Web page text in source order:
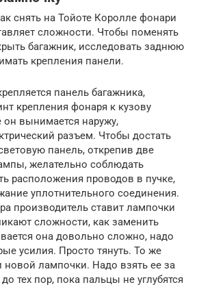
снять на Тойоте Королле фонари
сложности. Чтобы поменять
багажник, исследовать заднюю
крепления панели.
панель багажника,
крепления фонаря к кузову
вынимается наружу,
разъем. Чтобы достать
панель, открепив две
желательно соблюдать
расположения проводов в пучке,
уплотнительного соединения.
производитель ставит лампочки
сложности, как заменить
она довольно сложно, надо
усилия. Просто тянуть. То же
новой лампочки. Надо взять ее за
тех пор, пока пальцы не углубятся